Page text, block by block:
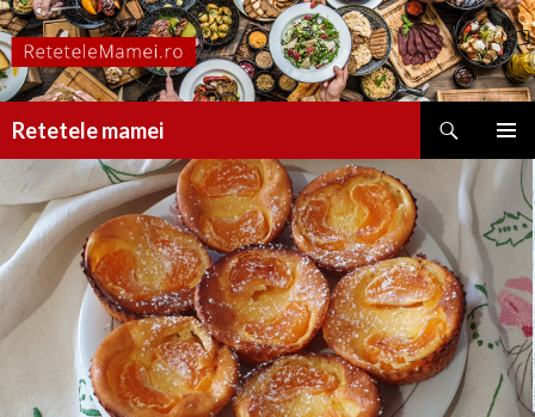
Retetele mamei
MENIU
LA
CONȚINUT